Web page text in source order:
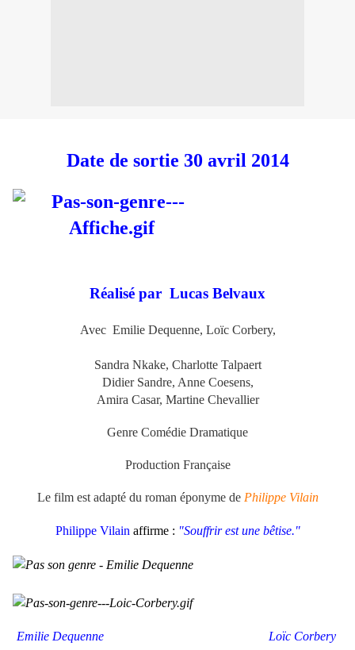
Date de sortie 30 avril 2014
Réalisé par Lucas Belvaux
Avec Emilie Dequenne, Loïc Corbery,
Sandra Nkake, Charlotte Talpaert
Didier Sandre, Anne Coesens,
Amira Casar, Martine Chevallier
Genre Comédie Dramatique
Production Française
Le film est adapté du roman éponyme de Philippe Vilain
Philippe Vilain affirme : "Souffrir est une bêtise."
Emilie Dequenne Loïc Corbery